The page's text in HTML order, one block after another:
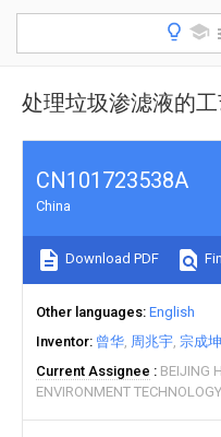
处理垃圾渗滤液的
CN101723538A
China
Download PDF
Other languages English
Inventor 曾华 周兆宇 宗成坤
Current Assignee
BEIJING
ENVIRONMENT